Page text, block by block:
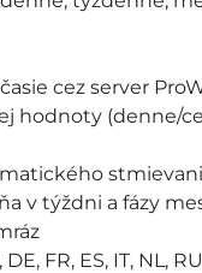
cez server
hodnoty (denne/
v týždni a fázy
FR, ES, IT, NL,